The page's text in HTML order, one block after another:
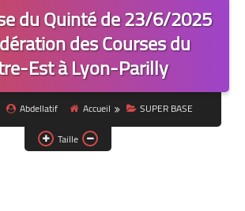
du Quinté de 23/6/2025
des Courses du
Est à Lyon-Parilly
Abdellatif Accueil
SUPER BASE
Taille